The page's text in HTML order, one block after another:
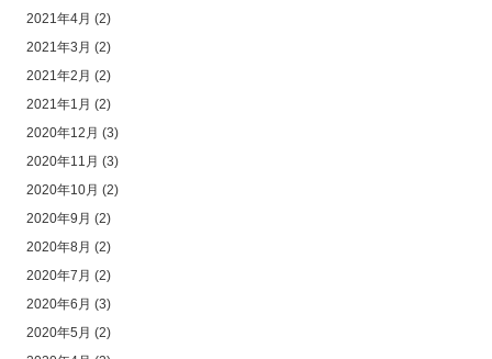
2021年4月 (2)
2021年3月 (2)
2021年2月 (2)
2021年1月 (2)
2020年12月 (3)
2020年11月 (3)
2020年10月 (2)
2020年9月 (2)
2020年8月 (2)
2020年7月 (2)
2020年6月 (3)
2020年5月 (2)